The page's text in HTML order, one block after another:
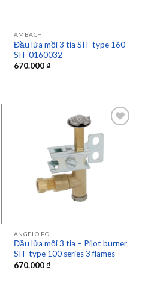
AMBACH
Đầu lửa mồi 3 tia SIT type 160 –
SIT 0160032
670.000₫
wishlist
ANGELO PO
Đầu lửa mồi 3 tia – Pilot burner
SIT type 100 series 3 flames
670.000₫